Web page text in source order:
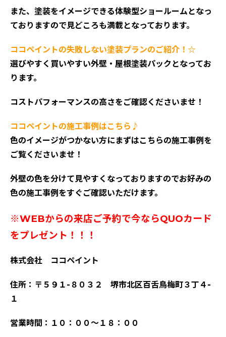
また、塗装をイメージできる体験型ショールームとなっ
ておりますので見どころも満載となっております。
ココペイントの失敗しない塗装プランのご紹介！☆
選びやすく買いやすい外壁・屋根塗装パックとなってお
ります。
コストパフォーマンスの高さをご確認くださいませ！
ココペイントの施工事例はこちら♪
色のイメージがつかない方にまずはこちらの施工事例を
ご覧くださいませ！
外壁の色を分けて見やすくなっておりますのでお好みの
色の施工事例をすぐご確認いただけます。
※WEBからの来店ご予約で今ならQUOカード
をプレゼント！！！
株式会社 ココペイント
住所：〒５９１-８０３２ 堺市北区百舌鳥梅町３丁４-
１
営業時間：１０：００～１８：００